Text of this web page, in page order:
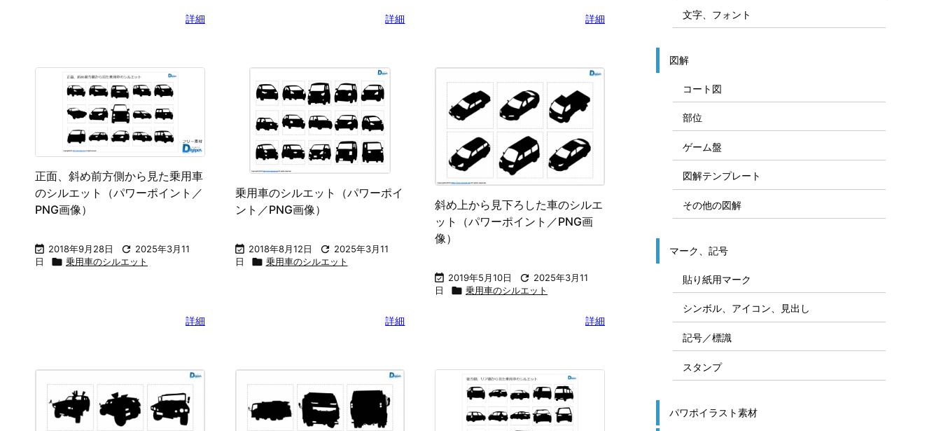
詳細 詳細 詳細
正面、斜め前方側から見た乗用車
のシルエット（パワーポイント／
PNG画像）
 2018年9月28日  2025年3月11
日
 乗用車のシルエット
詳細
乗用車のシルエット（パワーポイ
ント／PNG画像）
 2018年8月12日  2025年3月11
日
 乗用車のシルエット
詳細
斜め上から見下ろした車のシルエ
ット（パワーポイント／PNG画
像）
 2019年5月10日  2025年3月11
日
 乗用車のシルエット
詳細
文字、フォント
図解
コート図
部位
ゲーム盤
図解テンプレート
その他の図解
マーク、記号
貼り紙用マーク
シンボル、アイコン、見出し
記号／標識
スタンプ
パワポイラスト素材